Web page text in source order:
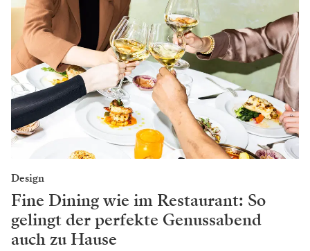
Design
Fine Dining wie im Restaurant: So
gelingt der perfekte Genussabend
auch zu Hause